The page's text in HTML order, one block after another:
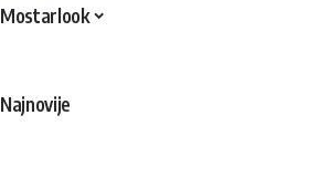
Mostarlook
Najnovije